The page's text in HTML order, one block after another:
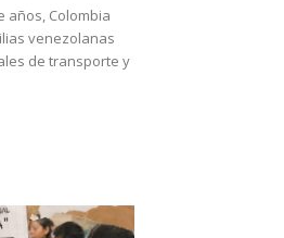
venezolanas
de transporte y